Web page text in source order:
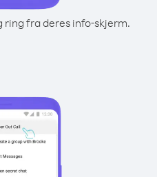
ring fra deres info-skjerm.